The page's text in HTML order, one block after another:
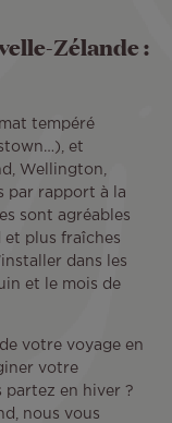
Zélande :
tempéré
et
Wellington,
par rapport à la
sont agréables
et plus fraîches
dans les
et le mois de
votre voyage en
votre
partez en hiver ?
nous vous